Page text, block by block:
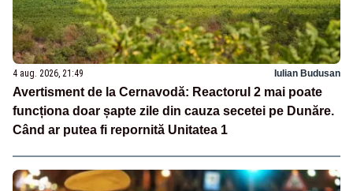
4 aug. 2026, 21:49 Iulian Budusan
Avertisment de la Cernavodă: Reactorul 2 mai poate
funcționa doar șapte zile din cauza secetei pe Dunăre.
Când ar putea fi repornită Unitatea 1